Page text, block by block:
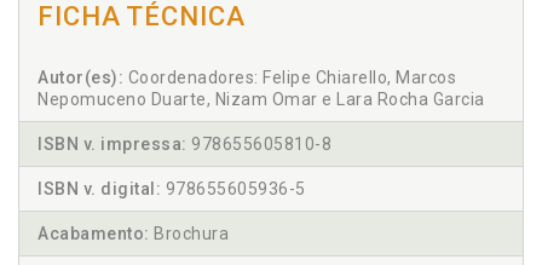
FICHA TÉCNICA
Autor(es): Coordenadores: Felipe Chiarello, Marcos
Nepomuceno Duarte, Nizam Omar e Lara Rocha Garcia
ISBN v. impressa: 978655605810-8
ISBN v. digital: 978655605936-5
Acabamento: Brochura